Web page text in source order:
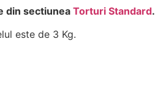
din sectiunea Torturi Standard.
este de 3 Kg.